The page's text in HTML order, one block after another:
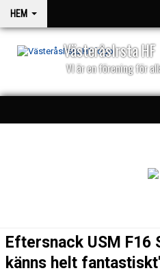
HEM
VästeråsIrsta HF
VI är en förening för
MATCHER
Eftersnack USM F16
känns helt